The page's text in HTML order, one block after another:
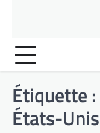
Étiquette :
États-Unis